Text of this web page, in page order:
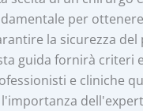
per
la sicurezza del
guida fornirà criteri
e cliniche